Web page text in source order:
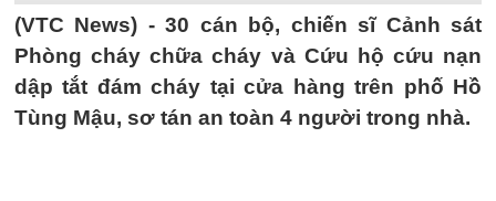
(VTC News) -30 cán bộ, chiến sĩ Cảnh sát
Phòng cháy chữa cháy và Cứu hộ cứu nạn
dập tắt đám cháy tại cửa hàng trên phố Hồ
Tùng Mậu, sơ tán an toàn 4 người trong nhà.